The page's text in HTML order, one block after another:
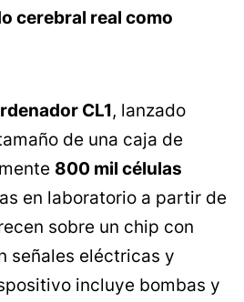
cerebral real como
CL1, lanzado
de una caja de
800 mil células
en laboratorio a partir de
sobre un chip con
señales eléctricas y
incluye bombas y